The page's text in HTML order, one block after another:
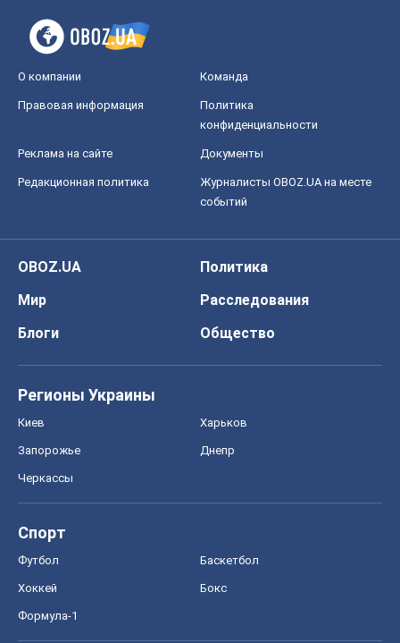
О компании Команда
Правовая информация
Политика
конфиденциальности
Реклама на сайте Документы
Редакционная политика
Журналисты OBOZ.UA на месте
событий
OBOZ.UA
Политика
Мир
Расследования
Блоги
Общество
Регионы Украины
Киев Харьков
Запорожье Днепр
Черкассы
Спорт
Футбол Баскетбол
Хоккей Бокс
Формула-1